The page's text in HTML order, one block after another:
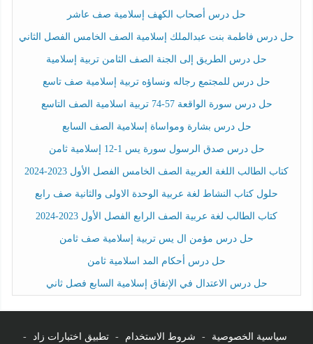
حل درس أصحاب الكهف إسلامية صف عاشر
حل درس فاطمة بنت عبدالملك إسلامية الصف الخامس الفصل الثاني
حل درس الطريق إلى الجنة الصف الثامن تربية إسلامية
حل درس للمجتمع رجاله ونساؤه تربية إسلامية صف تاسع
حل درس سورة الواقعة 57-74 تربية اسلامية الصف التاسع
حل درس بشارة ومواساة إسلامية الصف السابع
حل درس صدق الرسول سورة يس 1-12 إسلامية ثامن
كتاب الطالب اللغة العربية الصف الخامس الفصل الأول 2023-2024
حلول كتاب النشاط لغة عربية الوحدة الاولى والثانية صف رابع
كتاب الطالب لغة عربية الصف الرابع الفصل الأول 2023-2024
حل درس مؤمن ال يس تربية إسلامية صف ثامن
حل درس أحكام المد اسلامية ثامن
حل درس الاعتدال في الإنفاق إسلامية السابع فصل ثاني
سياسية الخصوصية - شروط الاستخدام - تطبيق اختبارات زاد -